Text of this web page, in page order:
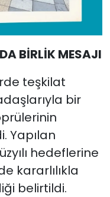
BİRLİK MESAJI
teşkilat
bir
Yapılan
hedeflerine
kararlılıkla
belirtildi.